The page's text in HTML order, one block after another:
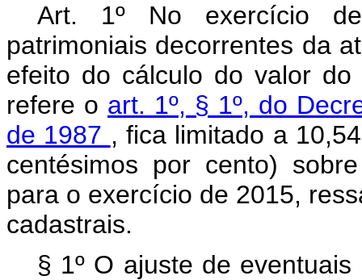
Art. 1º No exercício
patrimoniais decorrentes da
efeito do cálculo do valor
refere o art. 1º, § 1º, do
de 1987 , fica limitado a
centésimos por cento)
para o exercício de 2015,
cadastrais.
§ 1º O ajuste de